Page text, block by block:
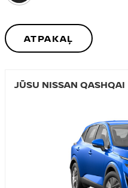
ATPAKAĻ
JŪSU NISSAN QASHQAI